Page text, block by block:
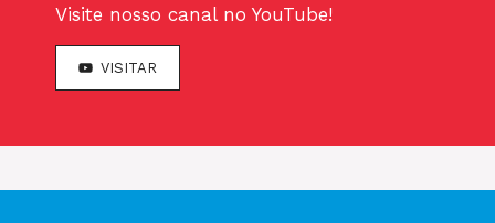
Visite nosso canal no YouTube!
VISITAR